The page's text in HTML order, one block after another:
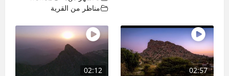
مناظر من القرية
02:57
02:12